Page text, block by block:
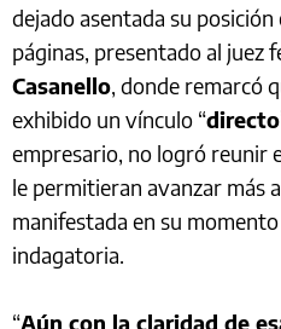
dejado asentada su
páginas, presentado al juez
Casanello, donde remarcó
exhibido un vínculo “directo
empresario, no logró reunir
le permitieran avanzar más
manifestada en su
indagatoria.
“Aún con la claridad de